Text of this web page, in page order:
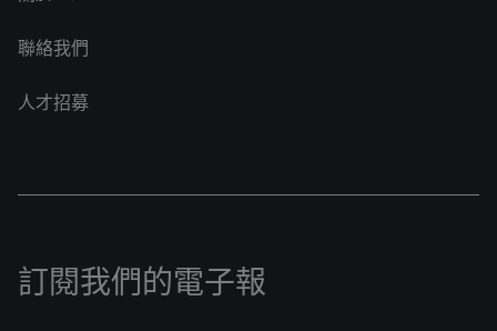
聯絡我們
人才招募
訂閱我們的電子報